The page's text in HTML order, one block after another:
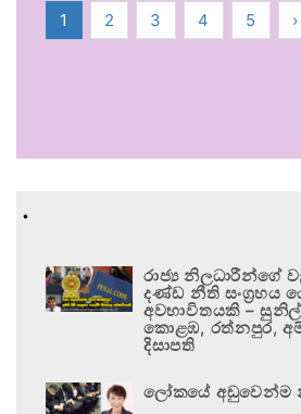
1 2 3 4 5 ›
.
රාජ්‍ය නිලධාරීන්ගේ
දණ්ඩ නීති සංග්‍රහය
අවභාවිතයකි –
කොළඹ, රත්නපුර,
දිසාපති
ලෝකයේ අඩුවෙන්ම